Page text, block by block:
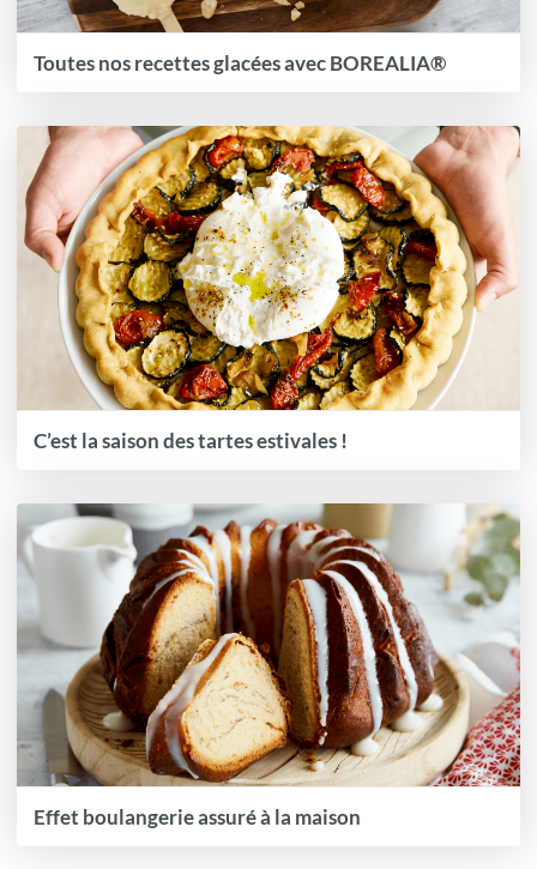
Toutes nos recettes glacées avec BOREALIA®
C’est la saison des tartes estivales !
Effet boulangerie assuré à la maison